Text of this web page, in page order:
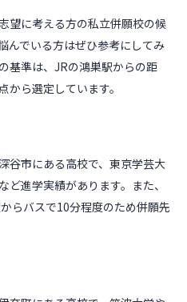
望に考える方の私立併願校の候
んでいる方はぜひ参考にしてみ
基準は、JRの鴻巣駅からの距
から選定しています。
谷市にある高校で、東京学芸大
進学実績があります。また、
らバスで10分程度のため併願先